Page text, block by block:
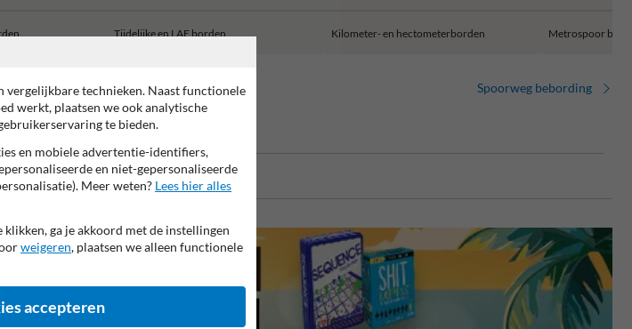
Tijdelijke en LAE borden Kilometer- en hectometerborden Metrospoor
Spoorweg bebording
graffiti laminaat
vergelijkbare technieken. Naast functionele
werkt, plaatsen we ook analytische
te bieden.
en mobiele advertentie-identifiers,
en niet-gepersonaliseerde
Meer weten? Lees hier alles
ga je akkoord met de instellingen
weigeren, plaatsen we alleen functionele
accepteren